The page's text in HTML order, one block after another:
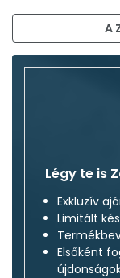
A
Légy te is
Exkluzív
Limitált
Elsőként